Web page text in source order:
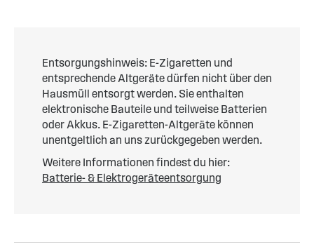
Entsorgungshinweis: E-Zigaretten und
entsprechende Altgeräte dürfen nicht über den
Hausmüll entsorgt werden. Sie enthalten
elektronische Bauteile und teilweise Batterien
oder Akkus. E-Zigaretten-Altgeräte können
unentgeltlich an uns zurückgegeben werden.
Weitere Informationen findest du hier:
Batterie- & Elektrogeräteentsorgung